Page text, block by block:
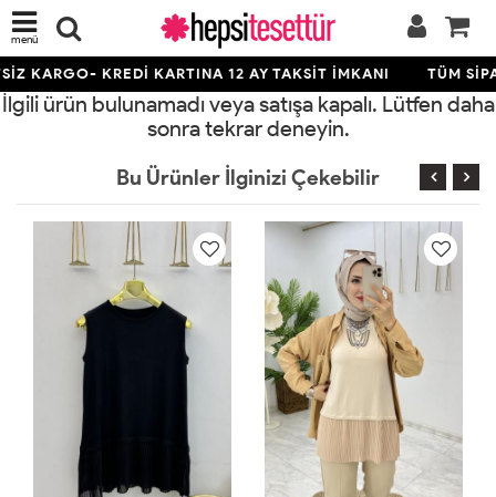
menü
KARGO- KREDİ KARTINA 12 AY TAKSİT İMKANI TÜM
İlgili ürün bulunamadı veya satışa kapalı. Lütfen daha
sonra tekrar deneyin.
Bu Ürünler İlginizi Çekebilir